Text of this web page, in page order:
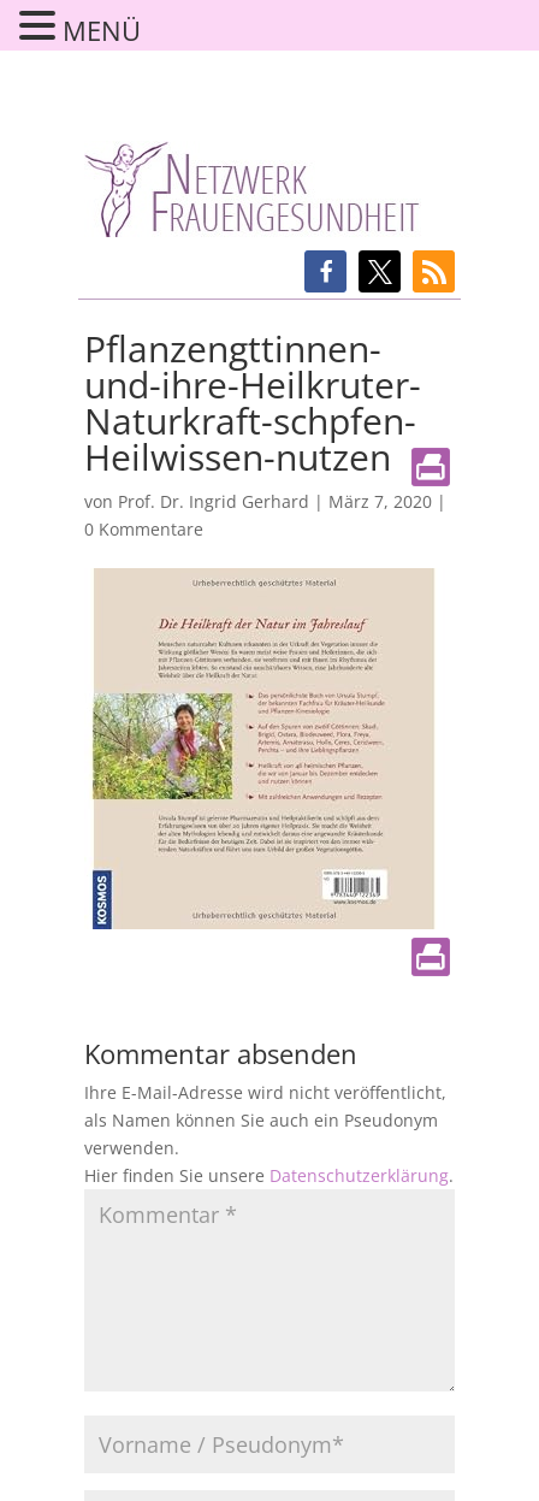
Pflanzengttinnen-
und-ihre-Heilkruter-
Naturkraft-schpfen-
Heilwissen-nutzen
von Prof. Dr. Ingrid Gerhard | März 7, 2020|
0 Kommentare
Kommentar absenden
Ihre E-Mail-Adresse wird nicht veröffentlicht,
als Namen können Sie auch ein Pseudonym
verwenden.
Hier finden Sie unsere Datenschutzerklärung.
MENÜ